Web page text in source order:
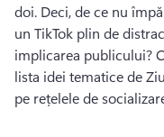
doi. Deci, de ce nu
un TikTok plin de
implicarea publicului?
lista idei tematice de
pe rețelele de